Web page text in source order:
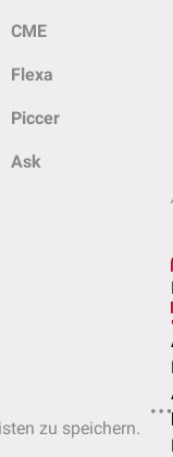
CME
Flexa
Piccer
Ask
zu speichern.